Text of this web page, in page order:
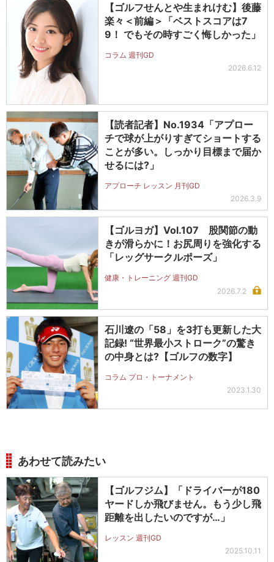
【ゴルフせんとや生まれけむ】後藤
楽々＜前編＞「ベストスコアは7
9！ でもその時すごく悔しかった」
コラム 週刊GD
2026.6.12
【読者記者】No.1934「アプロー
チで球が上がりすぎてショートする
ことが多い。しっかり目標まで届か
せるには?」
アプローチ レッスン 月刊GD
2026.3.9
【ゴルヨガ】Vol.107 股関節の動
きが滑らかに！お尻周りを強化する
「レッグサークルポーズ」
健康・トレーニング 週刊GD
2026.7.2
石川遼の「58」を3打も更新した大
記録! “世界最小ストローク”の驚き
の中身とは?【ゴルフの数字】
コラム プロ・トーナメント
2023.1.30
あわせて読みたい
【ゴルフジム】「ドライバーが180
ヤードしか飛びません。もう少し飛
距離を出したいのですが…」
レッスン 週刊GD
2025.10.11